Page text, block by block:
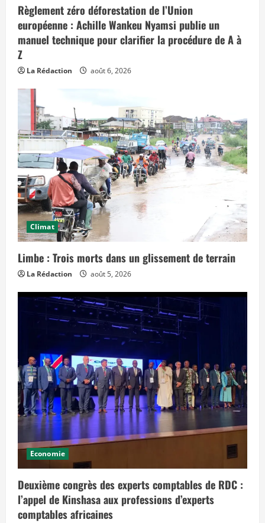
o
i
t
d
e
s
f
f
n
s
l
e
e
m
p
s
»
Règlement zéro déforestation de l’Union
européenne : Achille Wankeu Nyamsi publie un
manuel technique pour clarifier la procédure de A à
Z
La Rédaction août 6, 2026
Climat
Limbe : Trois morts dans un glissement de terrain
La Rédaction août 5, 2026
Economie
Deuxième congrès des experts comptables de RDC :
l’appel de Kinshasa aux professions d’experts
comptables africaines